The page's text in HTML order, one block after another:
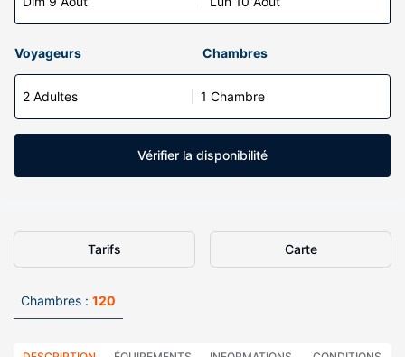
Voyageurs Chambres
2 Adultes 1 Chambre
Vérifier la disponibilité
Tarifs Carte
Chambres : 120